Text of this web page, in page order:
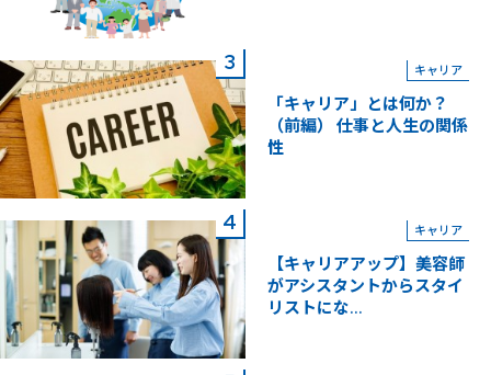
キャリア
「キャリア」とは何か？
（前編） 仕事と人生の関係
性
キャリア
【キャリアアップ】美容師
がアシスタントからスタイ
リストにな...